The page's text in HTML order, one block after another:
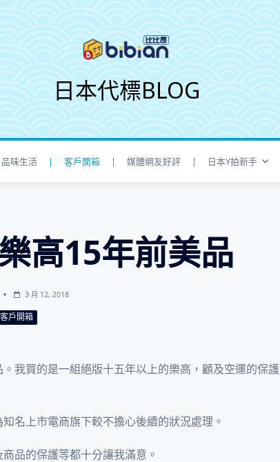
日本代標BLOG
味生活 | 客戶開箱 | 媒體網友好評 | 日本Y拍新手
高15年前美品
3 月 12, 2018
客戶開箱
我買的是一組絕版十五年以上的樂高，顧及空運的保護
名上市電商旗下較不擔心後續的狀況處理。
品的保護等都十分讓我滿意。